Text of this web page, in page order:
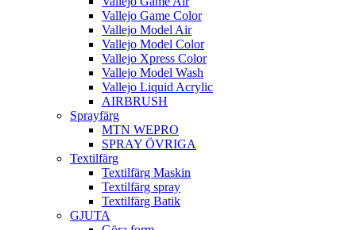
Vallejo Game Color
Vallejo Model Air
Vallejo Model Color
Vallejo Xpress Color
Vallejo Model Wash
Vallejo Liquid Acrylic
AIRBRUSH
Sprayfärg
MTN WEPRO
SPRAY ÖVRIGA
Textilfärg
Textilfärg Maskin
Textilfärg spray
Textilfärg Batik
GJUTA